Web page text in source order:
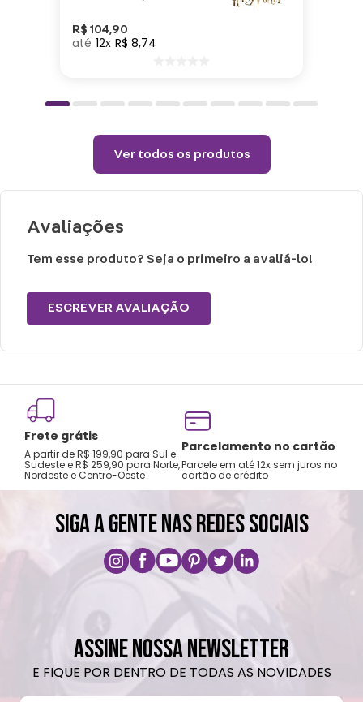
Cuidados e recomendações de uso:
Lavar com água, esponja macia e
Não vai ao micro-ondas, nem a lava-
Não utilizar químicos e abrasivos.
Choques ou quedas podem trincar ou
quebrar o produto, pois trata-se de um
R$ 104,90
12 R$ 8,74
Ver todos os produtos
Avaliações
Tem esse produto? Seja o primeiro a avaliá-lo!
ESCREVER AVALIAÇÃO
Frete grátis
A partir de R$ 199,90 para Sul e
Sudeste e R$ 259,90 para Norte,
Nordeste e Centro-Oeste
Parcelamento no cartão
Parcele em até 12x sem juros no
cartão de crédito
SIGA A GENTE NAS REDES SOCIAIS
ASSINE NOSSA NEWSLETTER
E FIQUE POR DENTRO DE TODAS AS NOVIDADES